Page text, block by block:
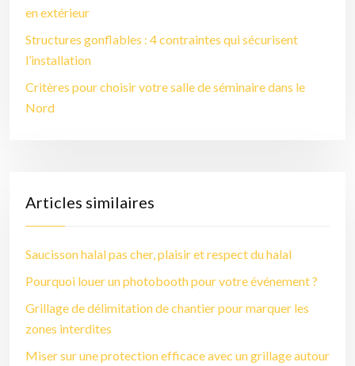
en extérieur
Structures gonflables : 4 contraintes qui sécurisent
l’installation
Critères pour choisir votre salle de séminaire dans le
Nord
Articles similaires
Saucisson halal pas cher, plaisir et respect du halal
Pourquoi louer un photobooth pour votre événement ?
Grillage de délimitation de chantier pour marquer les
zones interdites
Miser sur une protection efficace avec un grillage autour